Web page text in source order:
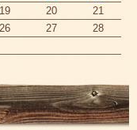
19 20
21
26 27
28